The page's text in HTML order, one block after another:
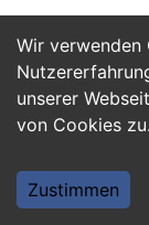
Wir verwenden
unserer
von Cookies zu.
Zustimmen